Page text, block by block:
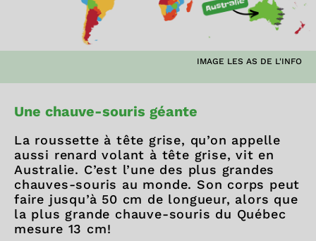
IMAGE LES AS DE L'INFO
Une chauve-souris géante
La roussette à tête grise, qu’on appelle
aussi renard volant à tête grise, vit en
Australie. C’est l’une des plus grandes
chauves-souris au monde. Son corps peut
faire jusqu’à 50 cm de longueur, alors que
la plus grande chauve-souris du Québec
mesure 13 cm!